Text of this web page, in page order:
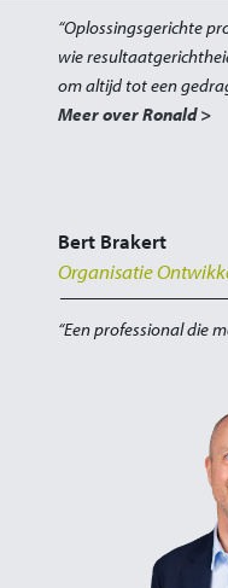
“Oplossingsgerichte
wie
om altijd tot een
Meer over Ronald >
Bert Brakert
Organisatie
“Een professional die